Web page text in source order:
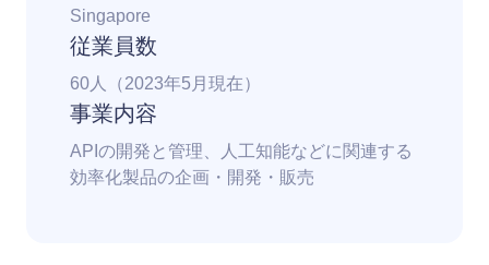
Singapore
従業員数
60人（2023年5月現在）
事業内容
APIの開発と管理、人工知能などに関連する
効率化製品の企画・開発・販売